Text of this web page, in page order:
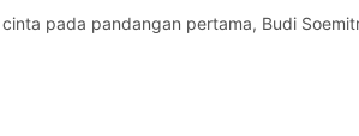
pada pandangan pertama, Budi